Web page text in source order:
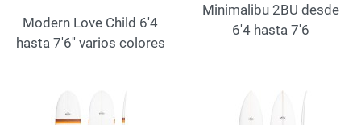
Modern Love Child 6'4
hasta 7'6'' varios colores
Minimalibu 2BU desde
6'4 hasta 7'6